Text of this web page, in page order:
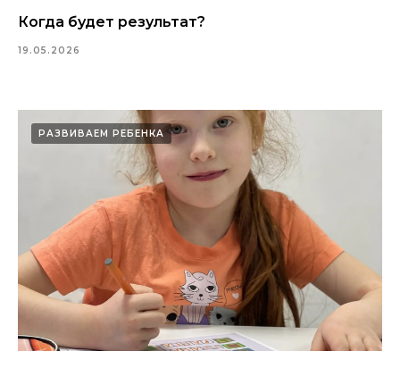
Когда будет результат?
19.05.2026
РАЗВИВАЕМ РЕБЕНКА